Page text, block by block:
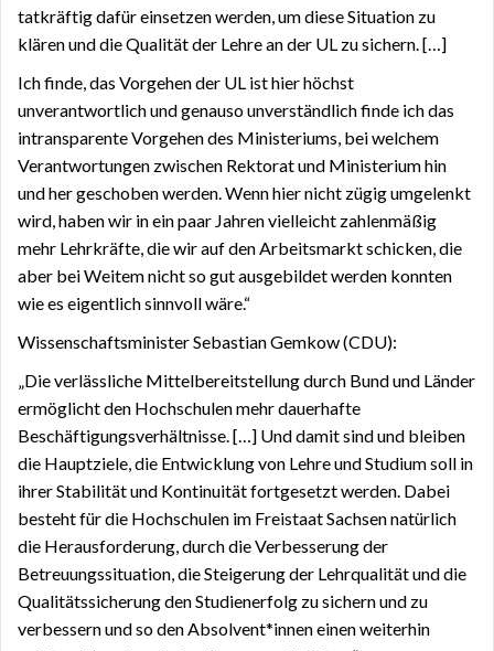
tatkräftig dafür einsetzen werden, um diese Situation zu
klären und die Qualität der Lehre an der UL zu sichern. […]
Ich finde, das Vorgehen der UL ist hier höchst
unverantwortlich und genauso unverständlich finde ich das
intransparente Vorgehen des Ministeriums, bei welchem
Verantwortungen zwischen Rektorat und Ministerium hin
und her geschoben werden. Wenn hier nicht zügig umgelenkt
wird, haben wir in ein paar Jahren vielleicht zahlenmäßig
mehr Lehrkräfte, die wir auf den Arbeitsmarkt schicken, die
aber bei Weitem nicht so gut ausgebildet werden konnten
wie es eigentlich sinnvoll wäre.“
Wissenschaftsminister Sebastian Gemkow (CDU):
„Die verlässliche Mittelbereitstellung durch Bund und Länder
ermöglicht den Hochschulen mehr dauerhafte
Beschäftigungsverhältnisse. […] Und damit sind und bleiben
die Hauptziele, die Entwicklung von Lehre und Studium soll in
ihrer Stabilität und Kontinuität fortgesetzt werden. Dabei
besteht für die Hochschulen im Freistaat Sachsen natürlich
die Herausforderung, durch die Verbesserung der
Betreuungssituation, die Steigerung der Lehrqualität und die
Qualitätssicherung den Studienerfolg zu sichern und zu
verbessern und so den Absolvent*innen einen weiterhin